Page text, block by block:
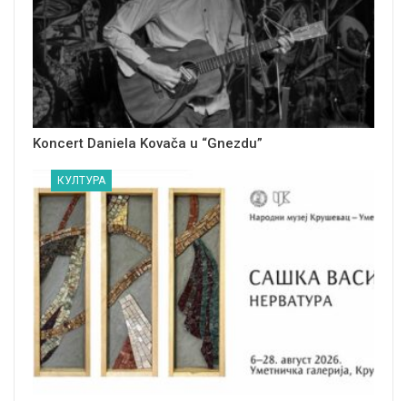
Koncert Daniela Kovača u “Gnezdu”
КУЛТУРА